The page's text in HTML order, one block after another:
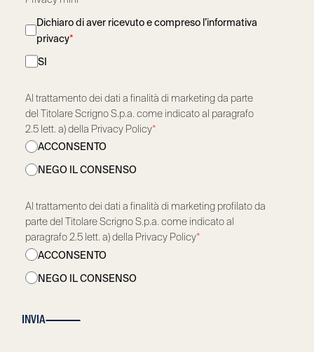
Dichiaro di aver ricevuto e compreso l’informativa
privacy*
SI
Al trattamento dei dati a finalità di marketing da parte
del Titolare Scrigno S.p.a. come indicato al paragrafo
2.5 lett. a) della Privacy Policy*
ACCONSENTO
NEGO IL CONSENSO
Al trattamento dei dati a finalità di marketing profilato da
parte del Titolare Scrigno S.p.a. come indicato al
paragrafo 2.5 lett. a) della Privacy Policy*
ACCONSENTO
NEGO IL CONSENSO
INVIA